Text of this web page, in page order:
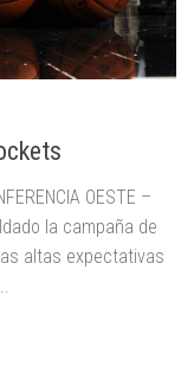
OESTE –
la campaña de
altas expectativas